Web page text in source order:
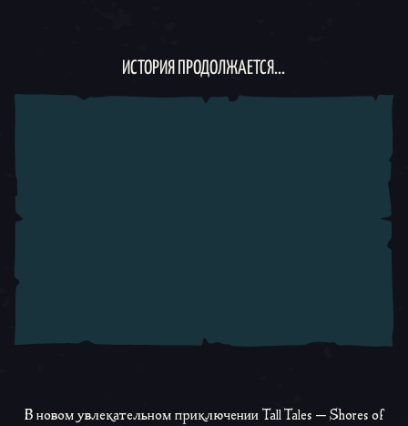
ИСТОРИЯ ПРОДОЛЖАЕТСЯ...
В новом увлекательном приключении Tall Tales — Shores of